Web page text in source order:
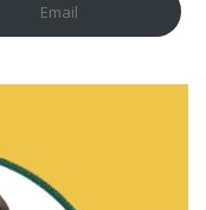
Email